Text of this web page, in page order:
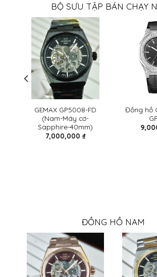
BỘ SƯU TẬP BÁN CHẠY
GEMAX GP5008-FD
(Nam-Máy cơ-
Sapphire-40mm)
7,000,000 ₫
Đồng hồ
ĐỒNG HỒ NAM